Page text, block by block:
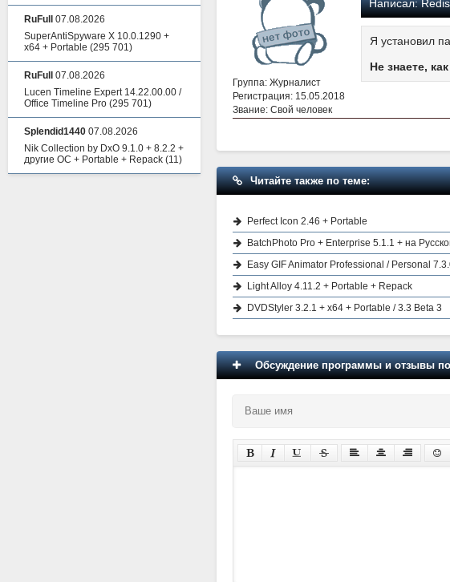
Группа: Журналист
Регистрация: 15.05.2018
Звание: Свой человек
Написал:
Я установил
Не знаете,
Читайте также по теме:
Perfect Icon 2.46 + Portable
BatchPhoto Pro + Enterprise 5.1.1 + на
Easy GIF Animator Professional / Personal
Light Alloy 4.11.2 + Portable + Repack
DVDStyler 3.2.1 + x64 + Portable / 3.3 Beta 3
Обсуждение программы и отзывы
RuFull
07.08.2026
SuperAntiSpyware X 10.0.1290 +
x64 + Portable (295 701)
RuFull
07.08.2026
Lucen Timeline Expert 14.22.00.00 /
Office Timeline Pro (295 701)
Splendid1440 07.08.2026
Nik Collection by DxO 9.1.0 + 8.2.2 +
другие ОС + Portable + Repack (11)